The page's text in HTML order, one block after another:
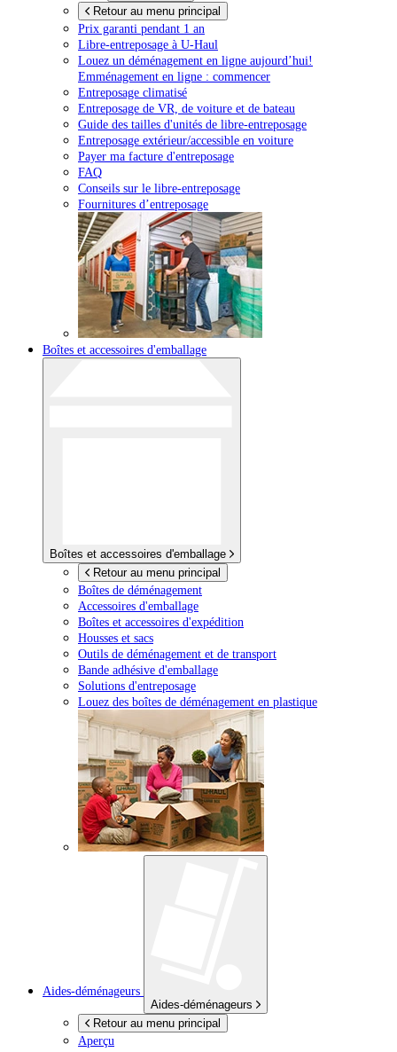
Retour au menu principal
Prix garanti pendant 1 an
Libre-entreposage à U-Haul
Louez un déménagement en ligne aujourd’hui!
Emménagement en ligne : commencer
Entreposage climatisé
Entreposage de VR, de voiture et de bateau
Guide des tailles d'unités de libre-entreposage
Entreposage extérieur/accessible en voiture
Payer ma facture d'entreposage
FAQ
Conseils sur le libre-entreposage
Fournitures d’entreposage
Boîtes et accessoires d'emballage
Boîtes et accessoires d'emballage
Retour au menu principal
Boîtes de déménagement
Accessoires d'emballage
Boîtes et accessoires d'expédition
Housses et sacs
Outils de déménagement et de transport
Bande adhésive d'emballage
Solutions d'entreposage
Louez des boîtes de déménagement en plastique
Aides-déménageurs
Aides-déménageurs
Retour au menu principal
Aperçu